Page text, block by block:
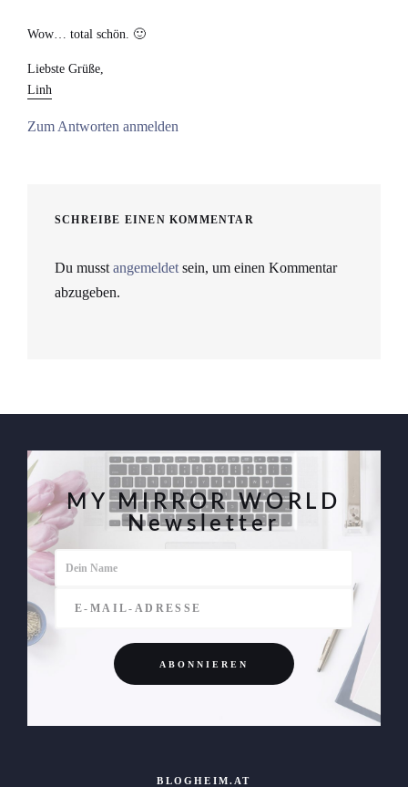
Wow… total schön. 🙂
Liebste Grüße,
Linh
Zum Antworten anmelden
SCHREIBE EINEN KOMMENTAR
Du musstangemeldetsein, um einen Kommentar
abzugeben.
MY MIRROR WORLD
Newsletter
BLOGHEIM.AT